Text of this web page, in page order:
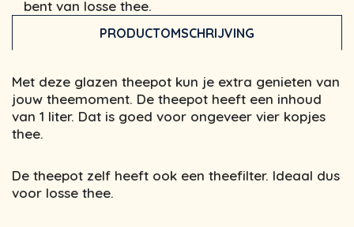
bent van losse thee.
PRODUCTOMSCHRIJVING
Met deze glazen theepot kun je extra genieten van
jouw theemoment. De theepot heeft een inhoud
van 1 liter. Dat is goed voor ongeveer vier kopjes
thee.
De theepot zelf heeft ook een theefilter. Ideaal dus
voor losse thee.